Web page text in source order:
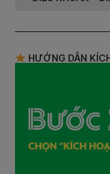
HƯỚNG DẪN